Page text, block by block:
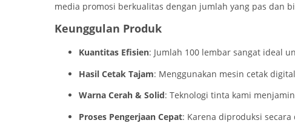
media promosi berkualitas dengan jumlah yang pas dan
Keunggulan Produk
Kuantitas Efisien: Jumlah 100 lembar sangat ideal
Hasil Cetak Tajam: Menggunakan mesin cetak
Warna Cerah & Solid: Teknologi tinta kami
Proses Pengerjaan Cepat: Karena diproduksi